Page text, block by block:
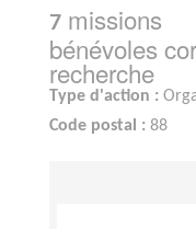
7 missions
bénévoles
recherche
Type d'action :
Code postal : 88